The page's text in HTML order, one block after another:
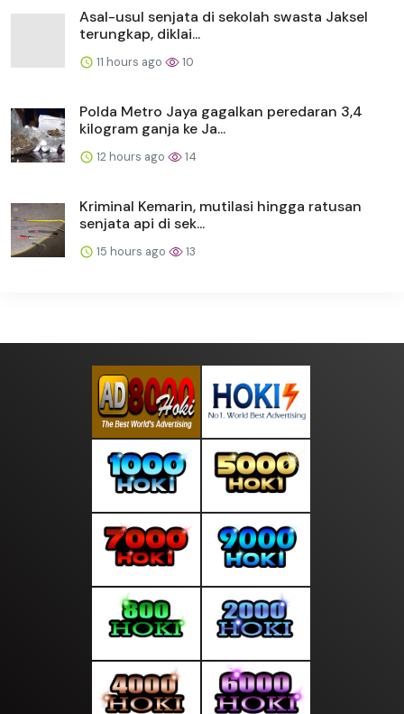
Asal-usul senjata di sekolah swasta Jaksel
terungkap, diklai...
11 hours ago 10
Polda Metro Jaya gagalkan peredaran 3,4
kilogram ganja ke Ja...
12 hours ago 14
Kriminal Kemarin, mutilasi hingga ratusan
senjata api di sek...
15 hours ago 13